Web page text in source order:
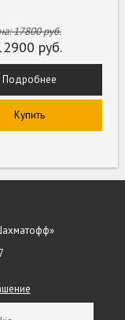
17800руб.
руб.
Подробнее
Купить